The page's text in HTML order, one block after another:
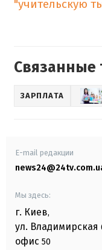
"учительскую
Связанные
ЗАРПЛАТА
E-mail редакции
Мы здесь:
г. Киев,
ул. Владимирская
офис 50